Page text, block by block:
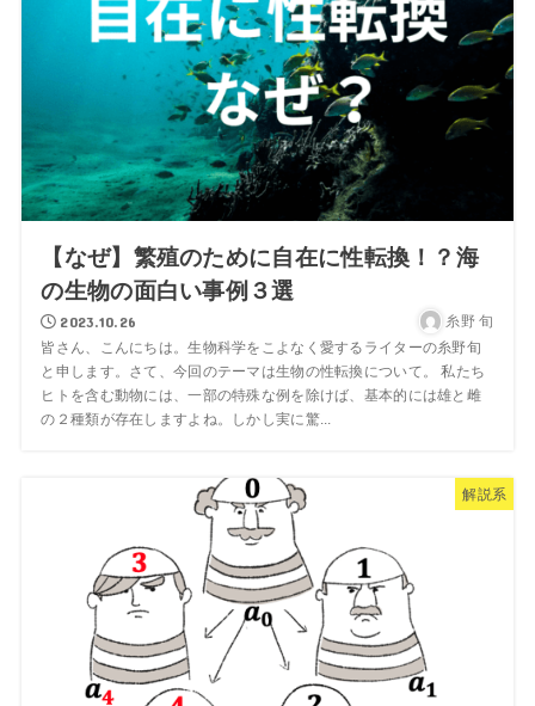
【なぜ】繁殖のために自在に性転換！？海
の生物の面白い事例３選
2023.10.26 糸野 旬
皆さん、こんにちは。生物科学をこよなく愛するライターの糸野旬
と申します。さて、今回のテーマは生物の性転換について。 私たち
ヒトを含む動物には、一部の特殊な例を除けば、基本的には雄と雌
の２種類が存在しますよね。しかし実に驚...
解説系